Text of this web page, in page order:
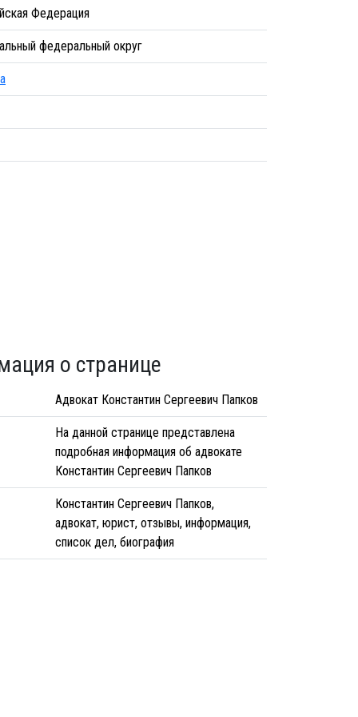
Федерация
федеральный округ
о странице
Адвокат Константин Сергеевич Папков
На данной странице представлена
подробная информация об адвокате
Константин Сергеевич Папков
Константин Сергеевич Папков,
адвокат, юрист, отзывы, информация,
список дел, биография